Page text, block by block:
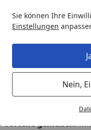
Sie können Ihre
Einstellungen
Nein,
Aufgaben
Wachstum
persönliche
Regalebene für
Vorteile genießen: